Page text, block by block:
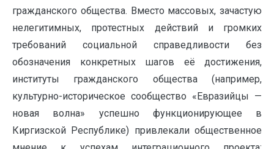
гражданского общества. Вместо массовых, зачастую
нелегитимных, протестных действий и громких
требований социальной справедливости без
обозначения конкретных шагов её достижения,
институты гражданского общества (например,
культурно-историческое сообщество «Евразийцы —
новая волна» успешно функционирующее в
Киргизской Республике) привлекали общественное